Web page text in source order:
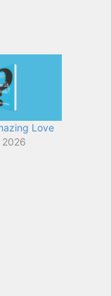
Love
2026